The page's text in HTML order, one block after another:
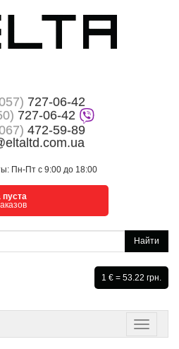
727-06-42
727-06-42
472-59-89
Пн-Пт с 9:00 до 18:00
пуста
Найти
1 € = 53.22 грн.